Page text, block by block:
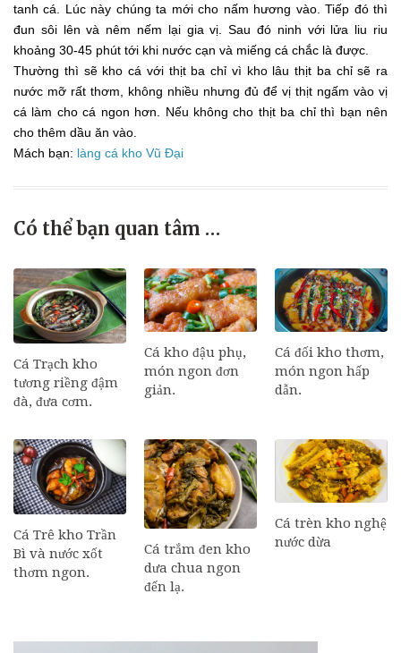
tanh cá. Lúc này chúng ta mới cho nấm hương vào. Tiếp đó thì
đun sôi lên và nêm nếm lại gia vị. Sau đó ninh với lửa liu riu
khoảng 30-45 phút tới khi nước cạn và miếng cá chắc là được.
Thường thì sẽ kho cá với thịt ba chỉ vì kho lâu thịt ba chỉ sẽ ra
nước mỡ rất thơm, không nhiều nhưng đủ để vị thịt ngấm vào vị
cá làm cho cá ngon hơn. Nếu không cho thịt ba chỉ thì bạn nên
cho thêm dầu ăn vào.
Mách bạn: làng cá kho Vũ Đại
Có thể bạn quan tâm …
Cá Trạch kho
tương riềng đậm
đà, đưa cơm.
Cá kho đậu phụ,
món ngon đơn
giản.
Cá đối kho thơm,
món ngon hấp
dẫn.
Cá Trê kho Trần
Bì và nước xốt
thơm ngon.
Cá trắm đen kho
dưa chua ngon
đến lạ.
Cá trèn kho nghệ
nước dừa